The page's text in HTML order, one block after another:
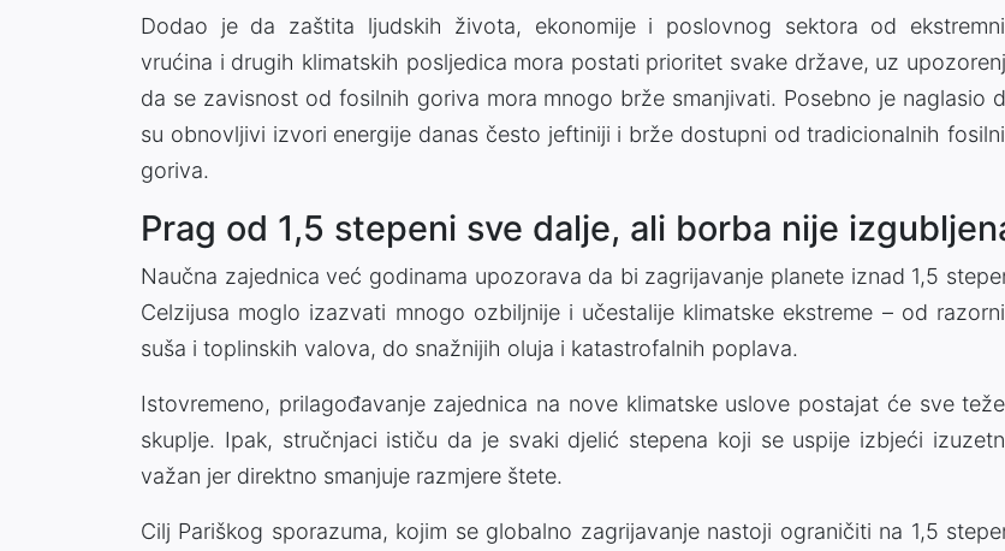
Dodao je da zaštita ljudskih života, ekonomije i poslovnog sektora od
vrućina i drugih klimatskih posljedica mora postati prioritet svake države, uz
da se zavisnost od fosilnih goriva mora mnogo brže smanjivati. Posebno je naglasio
su obnovljivi izvori energije danas često jeftiniji i brže dostupni od tradicionalnih
goriva.
Prag od 1,5 stepeni sve dalje, ali borba nije
Naučna zajednica već godinama upozorava da bi zagrijavanje planete iznad 1,5
Celzijusa moglo izazvati mnogo ozbiljnije i učestalije klimatske ekstreme – od
suša i toplinskih valova, do snažnijih oluja i katastrofalnih poplava.
Istovremeno, prilagođavanje zajednica na nove klimatske uslove postajat će sve
skuplje. Ipak, stručnjaci ističu da je svaki djelić stepena koji se uspije izbjeći
važan jer direktno smanjuje razmjere štete.
Cilj Pariškog sporazuma, kojim se globalno zagrijavanje nastoji ograničiti na 1,5